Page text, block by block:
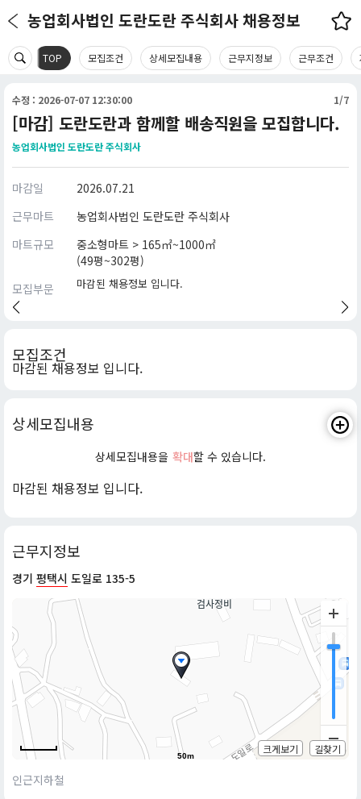
농업회사법인 도란도란 주식회사 채용정보
TOP 모집조건 상세모집내용 근무지정보 근무조건
수정 : 2026-07-07 12:30:00 1/7
[마감] 도란도란과 함께할 배송직원을 모집합니다.
농업회사법인 도란도란 주식회사
마감일
2026.07.21
근무마트
농업회사법인 도란도란 주식회사
마트규모
중소형마트 > 165㎡~1000㎡
(49평~302평)
모집부문
마감된 채용정보 입니다.
모집조건
마감된 채용정보 입니다.
상세모집내용
상세모집내용을 확대할 수 있습니다.
마감된 채용정보 입니다.
근무지정보
경기 평택시 도일로 135-5
50m
크게보기 길찾기
인근지하철